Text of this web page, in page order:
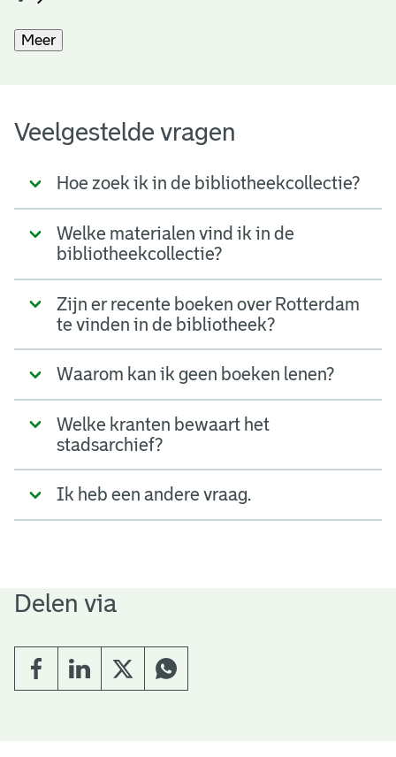
Meer
Veelgestelde vragen
Hoe zoek ik in de bibliotheekcollectie?
Welke materialen vind ik in de
bibliotheekcollectie?
Zijn er recente boeken over Rotterdam
te vinden in de bibliotheek?
Waarom kan ik geen boeken lenen?
Welke kranten bewaart het
stadsarchief?
Ik heb een andere vraag.
Delen via